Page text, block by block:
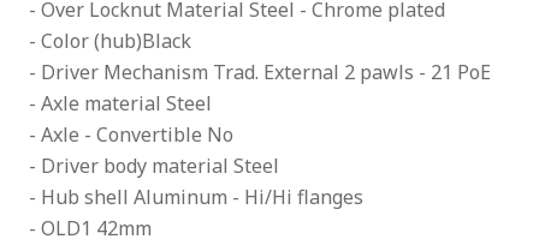
- Over Locknut Material Steel - Chrome plated
- Color (hub)Black
- Driver Mechanism Trad. External 2 pawls - 21 PoE
- Axle material Steel
- Axle - Convertible No
- Driver body material Steel
- Hub shell Aluminum - Hi/Hi flanges
- OLD1 42mm